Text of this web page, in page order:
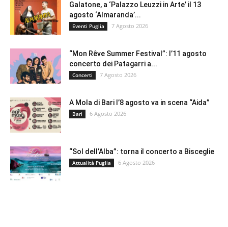
Galatone, a ‘Palazzo Leuzzi in Arte’ il 13
agosto ‘Almaranda’...
Eventi Puglia 7 Agosto 2026
“Mon Rêve Summer Festival”: l’11 agosto
concerto dei Patagarri a...
Concerti 7 Agosto 2026
A Mola di Bari l’8 agosto va in scena “Aida”
Bari 6 Agosto 2026
“Sol dell’Alba”: torna il concerto a Bisceglie
Attualità Puglia 6 Agosto 2026